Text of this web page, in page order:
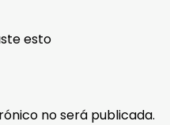
esto
no será publicada.